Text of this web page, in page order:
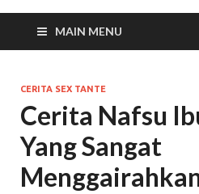
MAIN MENU
CERITA SEX TANTE
Cerita Nafsu
Yang Sangat